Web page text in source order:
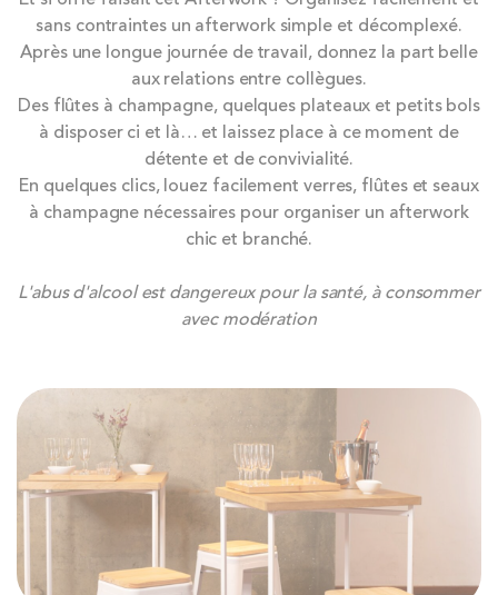
the
of
the
gallery
sans contraintes un afterwork simple et décomplexé.
Après une longue journée de travail, donnez la part belle
aux relations entre collègues.
Des flûtes à champagne, quelques plateaux et petits bols
à disposer ci et là… et laissez place à ce moment de
détente et de convivialité.
En quelques clics, louez facilement verres, flûtes et seaux
à champagne nécessaires pour organiser un afterwork
chic et branché.
L'abus d'alcool est dangereux pour la santé, à consommer
avec modération